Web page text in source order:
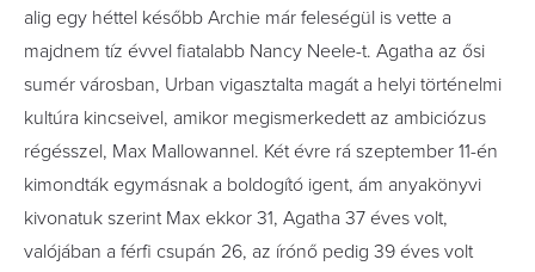
alig egy héttel később Archie már feleségül is vette a
majdnem tíz évvel fiatalabb Nancy Neele-t. Agatha az ősi
sumér városban, Urban vigasztalta magát a helyi történelmi
kultúra kincseivel, amikor megismerkedett az ambiciózus
régésszel, Max Mallowannel. Két évre rá szeptember 11-én
kimondták egymásnak a boldogító igent, ám anyakönyvi
kivonatuk szerint Max ekkor 31, Agatha 37 éves volt,
valójában a férfi csupán 26, az írónő pedig 39 éves volt